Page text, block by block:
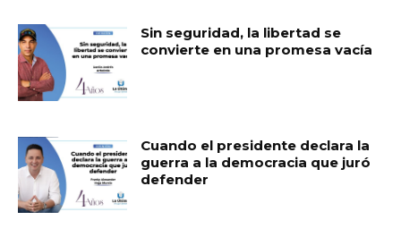
Sin seguridad, la libertad se
convierte en una promesa vacía
Cuando el presidente declara la
guerra a la democracia que juró
defender